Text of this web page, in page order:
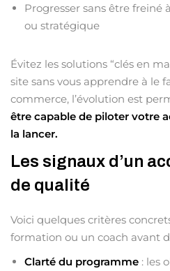
Progresser sans être
ou stratégique
Évitez les solutions “clés en
site sans vous apprendre à le
commerce, l’évolution est
être capable de piloter votre
la lancer.
Les signaux d’un
de qualité
Voici quelques critères
formation ou un coach avant
Clarté du programme : les